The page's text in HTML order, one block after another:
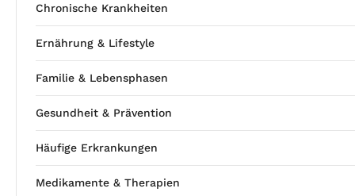
Chronische Krankheiten
Ernährung & Lifestyle
Familie & Lebensphasen
Gesundheit & Prävention
Häufige Erkrankungen
Medikamente & Therapien